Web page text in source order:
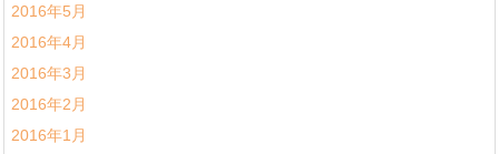
2016年5月
2016年4月
2016年3月
2016年2月
2016年1月